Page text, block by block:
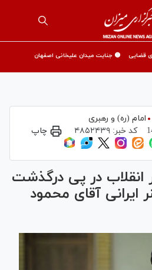
قضایی 🟡 جنایت میدان علیخانی اصفهان
امام (ره) و رهبری
کد خبر:۴۸۵۲۴۳۹ چاپ
انقلاب در پی درگذشت
ایرانی آقای محمود